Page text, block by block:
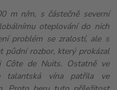
m n/m, s částečně severní
oteplování do nich
problém se zralostí, ale s
půdní rozbor, který prokázal
Côte de Nuits. Ostatně ve
talantská vína patřila ve